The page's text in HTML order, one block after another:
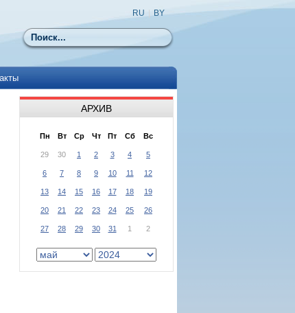
Поиск
RU BY
АРХИВ
Пн Вт Ср Чт Пт Сб Вс
29 30 1 2 3 4 5
6 7 8 9 10 11 12
13 14 15 16 17 18 19
20 21 22 23 24 25 26
27 28 29 30 31 1 2